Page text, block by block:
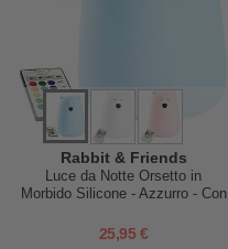
Rabbit & Friends
Luce da Notte Orsetto in
Morbido Silicone - Azzurro - Con
25,95 €